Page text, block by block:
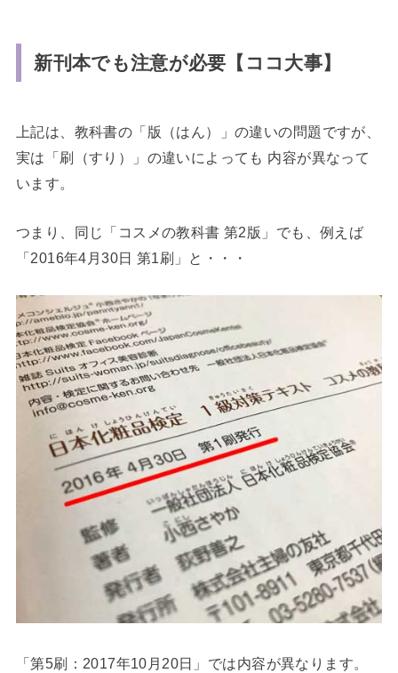
新刊本でも注意が必要【ココ大事】
上記は、教科書の「版（はん）」の違いの問題ですが、
実は「刷（すり）」の違いによっても 内容が異なって
います。
つまり、同じ「コスメの教科書 第2版」でも、例えば
「2016年4月30日 第1刷」と・・・
「第5刷：2017年10月20日」では内容が異なります。